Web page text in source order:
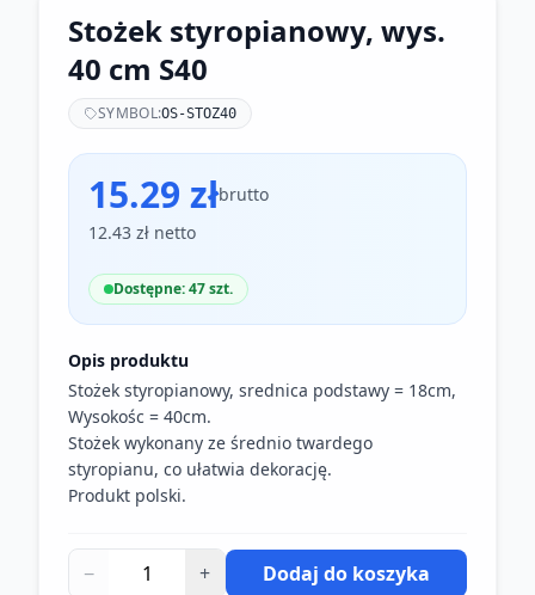
Stożek styropianowy, wys.
40 cm S40
SYMBOL:OS-STOZ40
15.29 złbrutto
12.43 zł netto
Dostępne: 47 szt.
Opis produktu
Stożek styropianowy, srednica podstawy = 18cm,
Wysokośc = 40cm.
Stożek wykonany ze średnio twardego
styropianu, co ułatwia dekorację.
Produkt polski.
− + Dodaj do koszyka